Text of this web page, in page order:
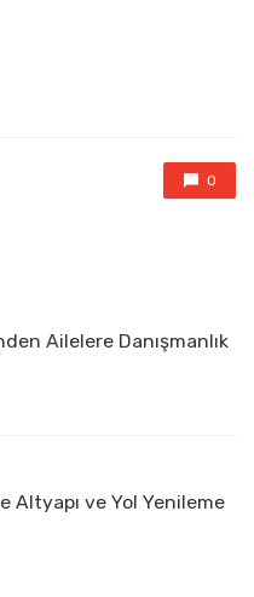
0
Ailelere Danışmanlık
Altyapı ve Yol Yenileme